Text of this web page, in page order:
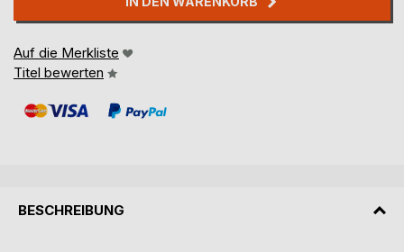
Auf die Merkliste
Titel bewerten
BESCHREIBUNG